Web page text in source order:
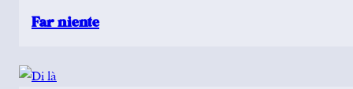
Far niente